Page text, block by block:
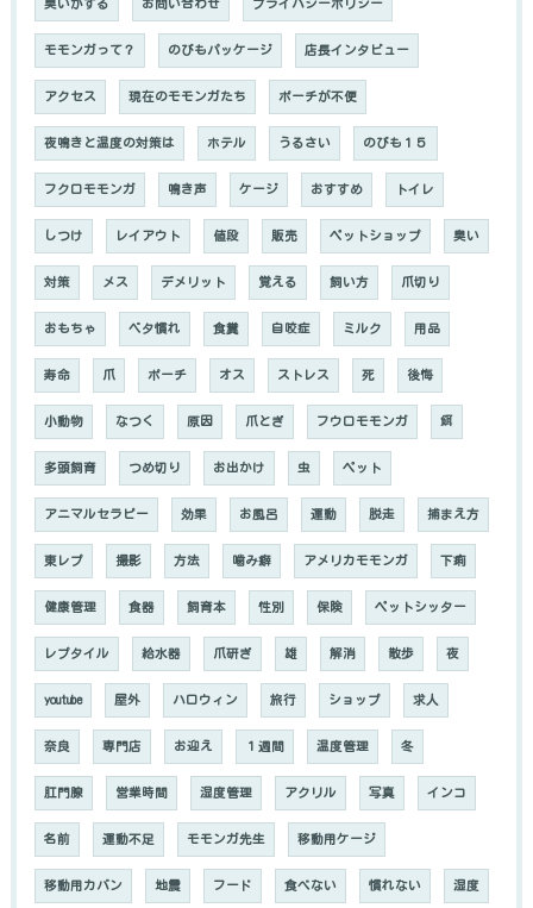
臭いがする お問い合わせ プライバシーポリシー
モモンガって？ のびもパッケージ 店長インタビュー
アクセス 現在のモモンガたち ポーチが不便
夜鳴きと温度の対策は ホテル うるさい のびも１５
フクロモモンガ 鳴き声 ケージ おすすめ トイレ
しつけ レイアウト 値段 販売 ペットショップ 臭い
対策 メス デメリット 覚える 飼い方 爪切り
おもちゃ ベタ慣れ 食糞 自咬症 ミルク 用品
寿命 爪 ポーチ オス ストレス 死 後悔
小動物 なつく 原因 爪とぎ フウロモモンガ 餌
多頭飼育 つめ切り お出かけ 虫 ペット
アニマルセラピー 効果 お風呂 運動 脱走 捕まえ方
東レプ 撮影 方法 噛み癖 アメリカモモンガ 下痢
健康管理 食器 飼育本 性別 保険 ペットシッター
レプタイル 給水器 爪研ぎ 雄 解消 散歩 夜
youtube 屋外 ハロウィン 旅行 ショップ 求人
奈良 専門店 お迎え １週間 温度管理 冬
肛門腺 営業時間 湿度管理 アクリル 写真 インコ
名前 運動不足 モモンガ先生 移動用ケージ
移動用カバン 地震 フード 食べない 慣れない 湿度